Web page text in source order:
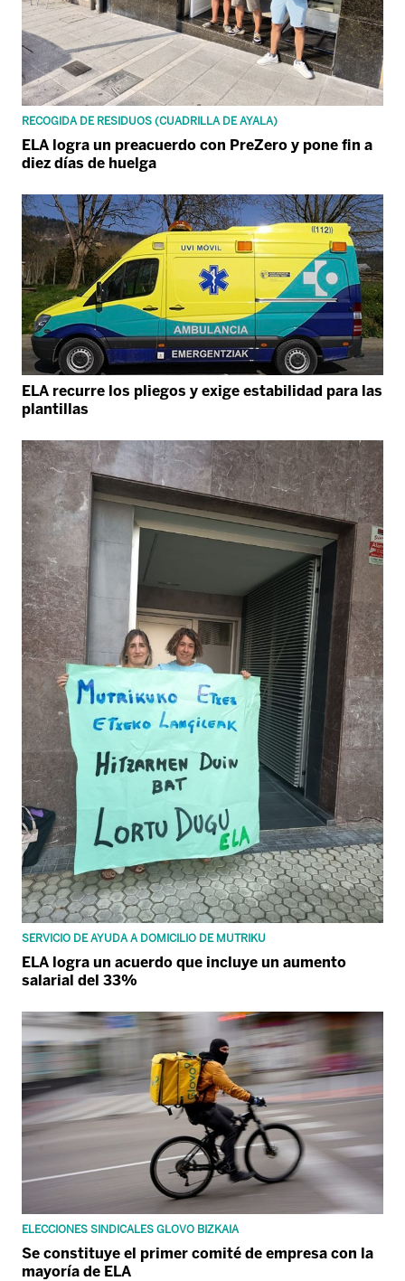
RECOGIDA DE RESIDUOS (CUADRILLA DE AYALA)
ELA logra un preacuerdo con PreZero y pone fin a
diez días de huelga
ELA recurre los pliegos y exige estabilidad para las
plantillas
SERVICIO DE AYUDA A DOMICILIO DE MUTRIKU
ELA logra un acuerdo que incluye un aumento
salarial del 33%
ELECCIONES SINDICALES GLOVO BIZKAIA
Se constituye el primer comité de empresa con la
mayoría de ELA